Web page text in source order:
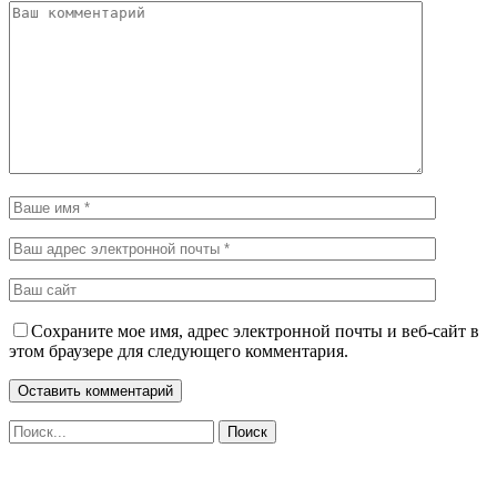
Сохраните мое имя, адрес электронной почты и веб-сайт в
этом браузере для следующего комментария.